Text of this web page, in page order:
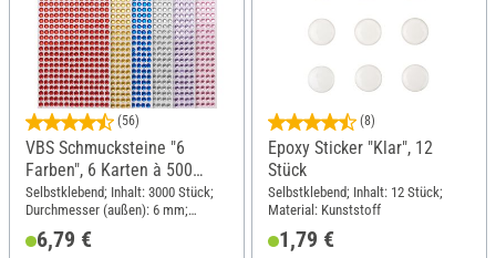
(56)
VBS Schmucksteine "6
Farben", 6 Karten à 500
Stück
Selbstklebend; Inhalt: 3000 Stück;
Durchmesser (außen): 6 mm;
6,79 €
(8)
Epoxy Sticker "Klar", 12
Stück
Selbstklebend; Inhalt: 12 Stück;
Material: Kunststoff
1,79 €